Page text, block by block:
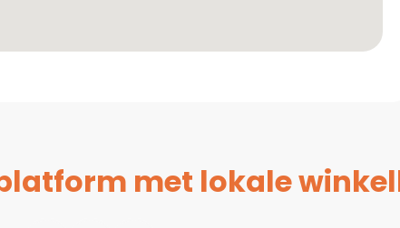
met lokale